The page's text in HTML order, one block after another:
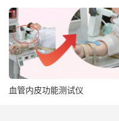
血管内皮功能测试仪